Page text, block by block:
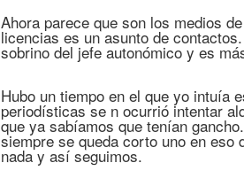
Ahora parece que son los medios
licencias es un asunto de
sobrino del jefe autonómico y es
Hubo un tiempo en el que yo intuía
periodísticas se n ocurrió intentar
que ya sabíamos que tenían
siempre se queda corto uno en eso
nada y así seguimos.